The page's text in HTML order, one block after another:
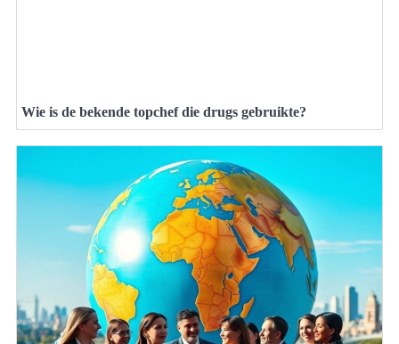
Wie is de bekende topchef die drugs gebruikte?